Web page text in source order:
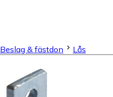
Beslag & fästdon Lås